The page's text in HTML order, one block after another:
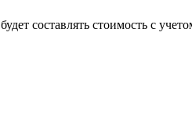
составлять стоимость с